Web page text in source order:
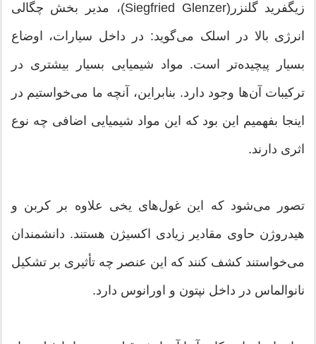
زیگفرید گلنزر(Siegfried Glenzer)، مدیر بخش چگالی
انرژی بالا در اسلک می‌گوید: در داخل سیارات، اوضاع
بسیار پیچیده‌تر است. مواد شیمیایی بسیار بیشتری در
ترکیبات آن‌ها وجود دارد. بنابراین، آنچه ما می‌خواستیم در
اینجا بفهمیم این بود که این مواد شیمیایی اضافی چه نوع
اثری دارند.
تصور می‌شود که این غول‌های یخی علاوه بر کربن و
هیدروژن حاوی مقادیر زیادی اکسیژن هستند. دانشمندان
می‌خواستند کشف کنند که این عنصر چه تأثیری بر تشکیل
نانوالماس در داخل نپتون و اورانوس دارد.